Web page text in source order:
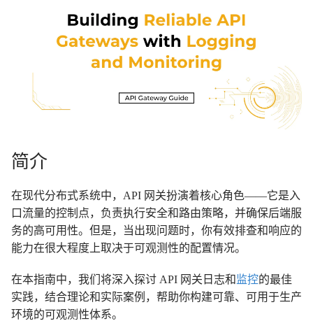
简介
在现代分布式系统中，API 网关扮演着核心角色——它是入
口流量的控制点，负责执行安全和路由策略，并确保后端服
务的高可用性。但是，当出现问题时，你有效排查和响应的
能力在很大程度上取决于可观测性的配置情况。
在本指南中，我们将深入探讨 API 网关日志和 监控的最佳
实践，结合理论和实际案例，帮助你构建可靠、可用于生产
环境的可观测性体系。